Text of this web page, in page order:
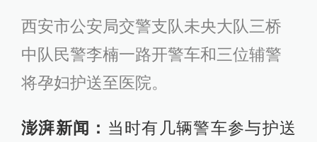
西安市公安局交警支队未央大队三桥
中队民警李楠一路开警车和三位辅警
将孕妇护送至医院。
澎湃新闻： 当时有几辆警车参与护送